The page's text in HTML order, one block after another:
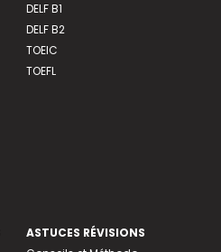
DELF B1
DELF B2
TOEIC
TOEFL
ASTUCES RÉVISIONS